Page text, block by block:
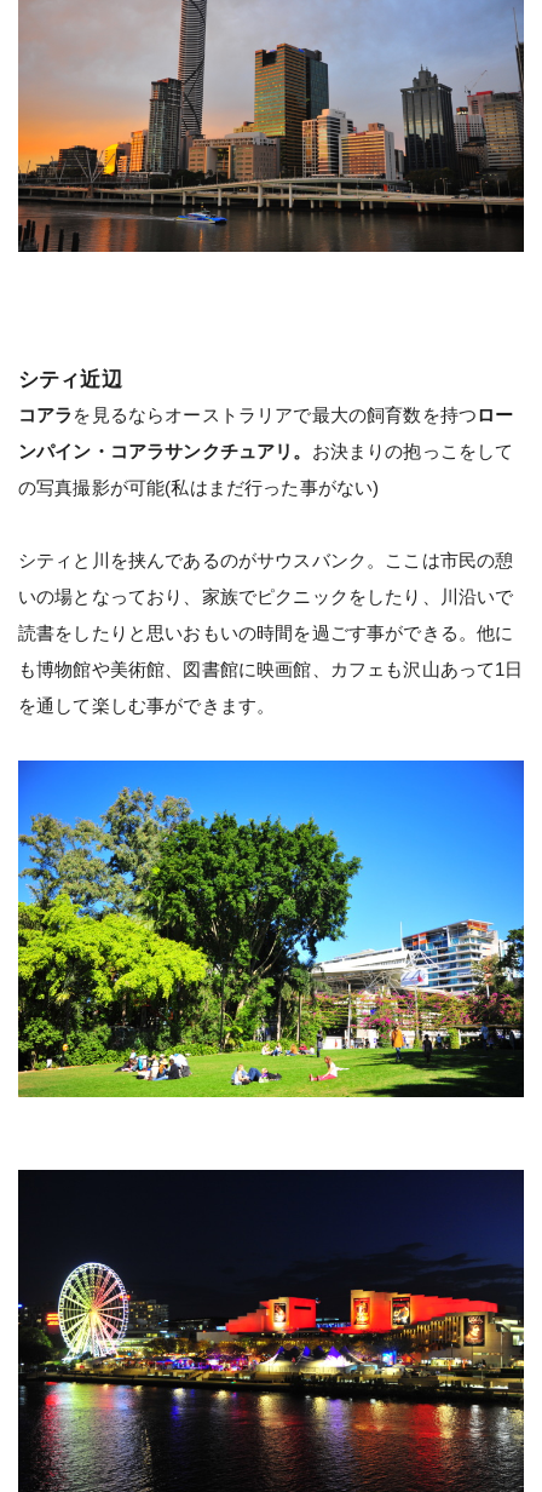
シティ近辺
コアラを見るならオーストラリアで最大の飼育数を持つロー
ンパイン・コアラサンクチュアリ。 お決まりの抱っこをして
の写真撮影が可能(私はまだ行った事がない)
シティと川を挟んであるのがサウスバンク。ここは市民の憩
いの場となっており、家族でピクニックをしたり、川沿いで
読書をしたりと思いおもいの時間を過ごす事ができる。他に
も博物館や美術館、図書館に映画館、カフェも沢山あって1日
を通して楽しむ事ができます。